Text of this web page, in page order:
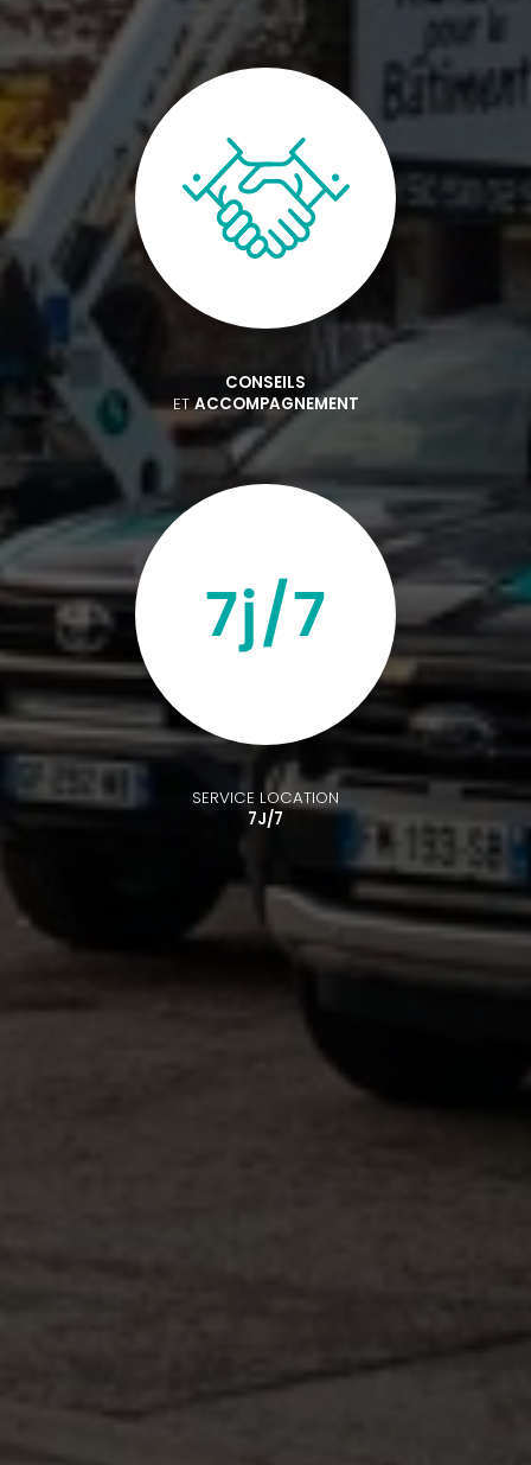
CONSEILS
ETACCOMPAGNEMENT
SERVICE LOCATION
7J/7